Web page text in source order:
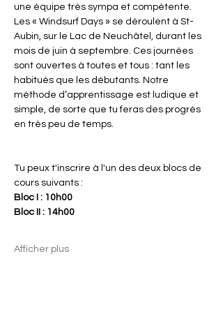
une équipe très sympa et compétente.
Les « Windsurf Days » se déroulent à St-
Aubin, sur le Lac de Neuchâtel, durant les
mois de juin à septembre. Ces journées
sont ouvertes à toutes et tous : tant les
habitués que les débutants. Notre
méthode d’apprentissage est ludique et
simple, de sorte que tu feras des progrès
en très peu de temps.
Tu peux t'inscrire à l'un des deux blocs de
cours suivants :
Bloc I : 10h00
Bloc II : 14h00
Afficher plus